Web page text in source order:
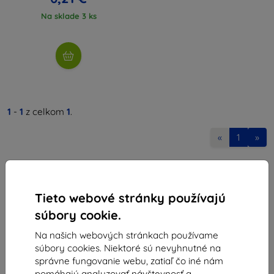
Tieto webové stránky používajú
súbory cookie.
Na našich webových stránkach používame
súbory cookies. Niektoré sú nevyhnutné na
správne fungovanie webu, zatiaľ čo iné nám
Na sklade 3 ks
1 - 1 z celkom 1.
« 1 »
Shield-Sk s.r.o.
Ulica Rudolfa Mocka 3750/2A
841 04 Bratislava